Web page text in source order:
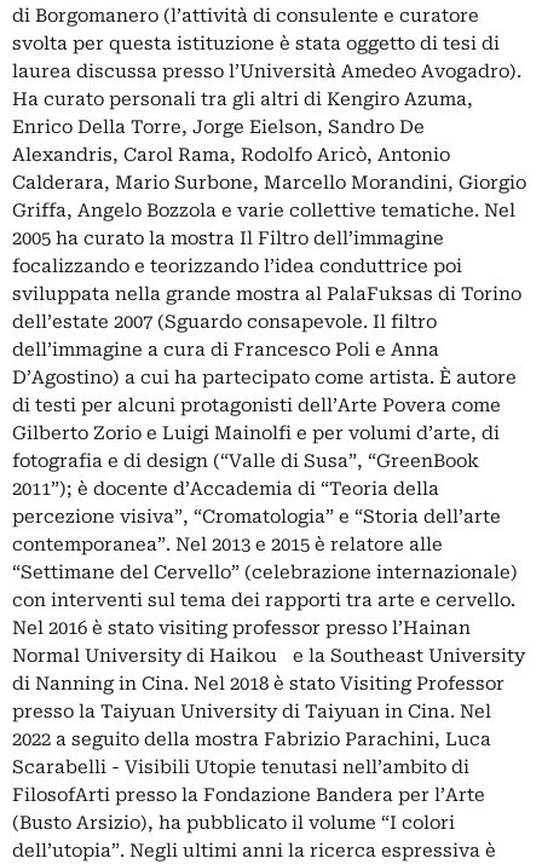
di Borgomanero (l’attività di consulente e curatore
svolta per questa istituzione è stata oggetto di tesi di
laurea discussa presso l’Università Amedeo Avogadro).
Ha curato personali tra gli altri di Kengiro Azuma,
Enrico Della Torre, Jorge Eielson, Sandro De
Alexandris, Carol Rama, Rodolfo Aricò, Antonio
Calderara, Mario Surbone, Marcello Morandini, Giorgio
Griffa, Angelo Bozzola e varie collettive tematiche. Nel
2005 ha curato la mostra Il Filtro dell’immagine
focalizzando e teorizzando l’idea conduttrice poi
sviluppata nella grande mostra al PalaFuksas di Torino
dell’estate 2007 (Sguardo consapevole. Il filtro
dell’immagine a cura di Francesco Poli e Anna
D’Agostino) a cui ha partecipato come artista. È autore
di testi per alcuni protagonisti dell’Arte Povera come
Gilberto Zorio e Luigi Mainolfi e per volumi d’arte, di
fotografia e di design (“Valle di Susa”, “GreenBook
2011”); è docente d’Accademia di “Teoria della
percezione visiva”, “Cromatologia” e “Storia dell’arte
contemporanea”. Nel 2013 e 2015 è relatore alle
“Settimane del Cervello” (celebrazione internazionale)
con interventi sul tema dei rapporti tra arte e cervello.
Nel 2016 è stato visiting professor presso l’Hainan
Normal University di Haikou e la Southeast University
di Nanning in Cina. Nel 2018 è stato Visiting Professor
presso la Taiyuan University di Taiyuan in Cina. Nel
2022 a seguito della mostra Fabrizio Parachini, Luca
Scarabelli - Visibili Utopie tenutasi nell’ambito di
FilosofArti presso la Fondazione Bandera per l’Arte
(Busto Arsizio), ha pubblicato il volume “I colori
dell’utopia”. Negli ultimi anni la ricerca espressiva è